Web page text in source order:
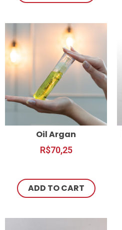
Oil Argan
R$70,25
ADD TO CART